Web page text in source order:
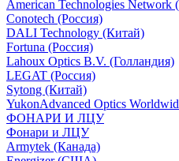
American Technologies
Conotech (Россия)
DALI Technology (Китай)
Fortuna (Россия)
Lahoux Optics B.V. (Голландия)
LEGAT (Россия)
Sytong (Китай)
YukonAdvanced Optics
ФОНАРИ И ЛЦУ
Фонари и ЛЦУ
Armytek (Канада)